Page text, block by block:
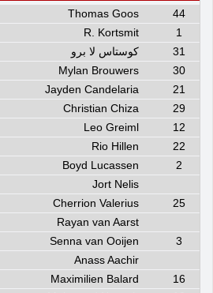
44
Thomas Goos
1
R. Kortsmit
31
كوستاس لا برو
30
Mylan Brouwers
21
Jayden Candelaria
29
Christian Chiza
12
Leo Greiml
22
Rio Hillen
2
Boyd Lucassen
Jort Nelis
25
Cherrion Valerius
Rayan van Aarst
3
Senna van Ooijen
Anass Aachir
16
Maximilien Balard